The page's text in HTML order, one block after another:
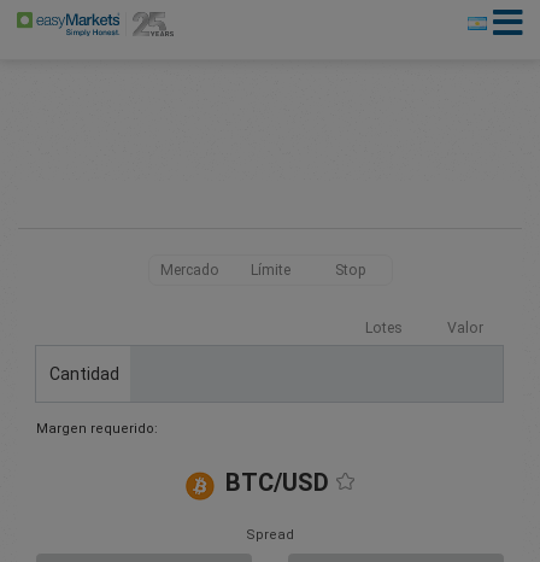
Mercado Límite Stop
Lotes Valor
Cantidad
Margen requerido:
BTC/USD
Spread